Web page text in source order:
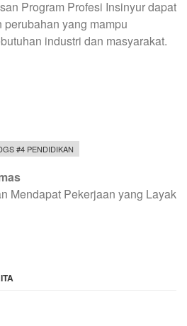
Program Profesi Insinyur dapat
perubahan yang mampu
industri dan masyarakat.
#4 PENDIDIKAN
Mendapat Pekerjaan yang Layak